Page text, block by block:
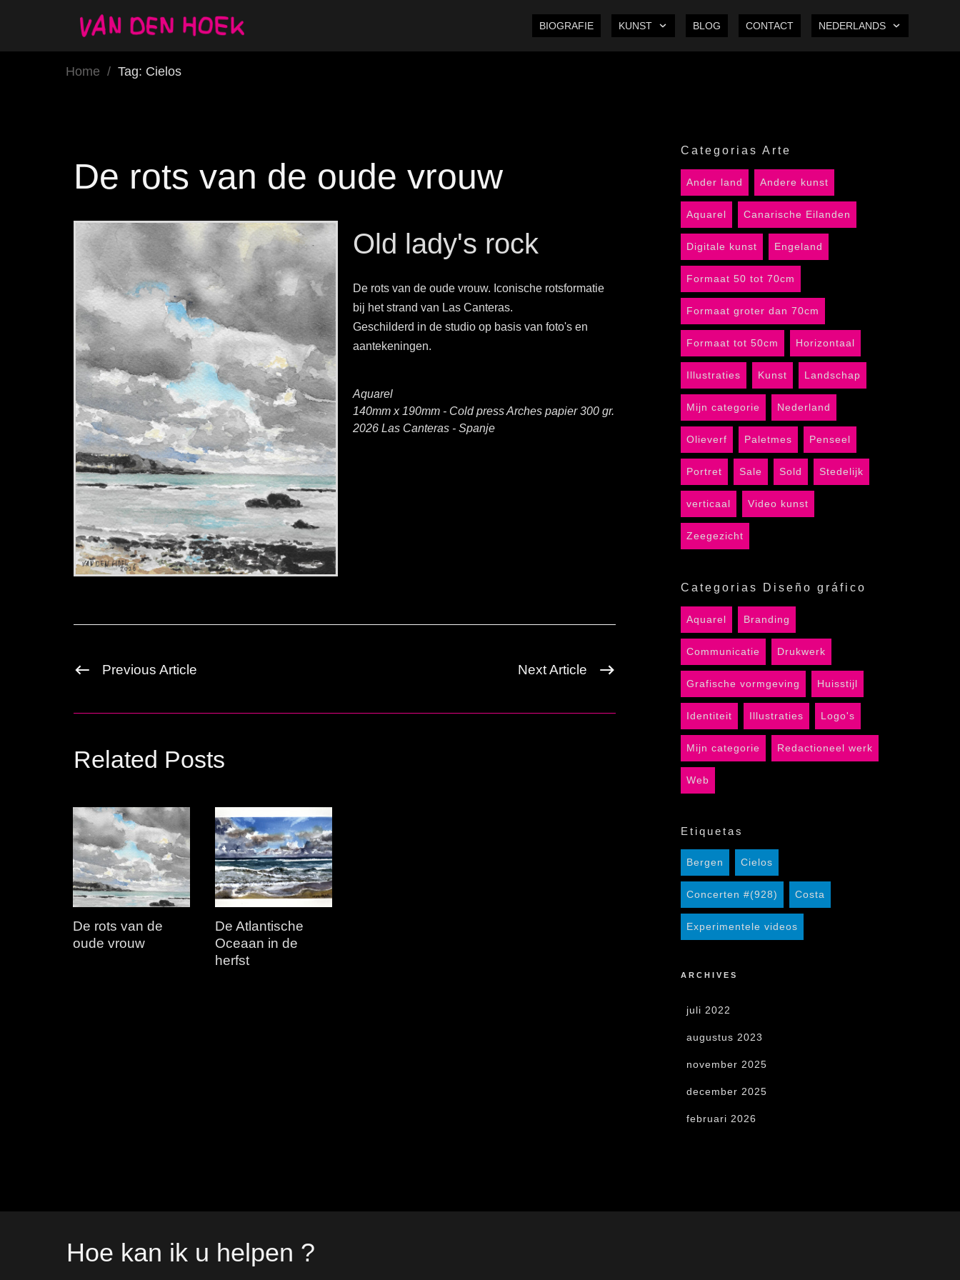
BIOGRAFIE KUNST BLOG CONTACT NEDERLANDS
Home / Tag: Cielos
De rots van de oude vrouw
Old lady's rock
De rots van de oude vrouw. Iconische rotsformatie
bij het strand van Las Canteras.
Geschilderd in de studio op basis van foto's en
aantekeningen.
Aquarel
140mm x 190mm - Cold press Arches papier 300 gr.
2026 Las Canteras - Spanje
Previous Article Next Article
Related Posts
De rots van de
oude vrouw
De Atlantische
Oceaan in de
herfst
Categorias Arte
Ander land Andere kunst
Aquarel Canarische Eilanden
Digitale kunst Engeland
Formaat 50 tot 70cm
Formaat groter dan 70cm
Formaat tot 50cm Horizontaal
Illustraties Kunst Landschap
Mijn categorie Nederland
Olieverf Paletmes Penseel
Portret Sale Sold Stedelijk
verticaal Video kunst
Zeegezicht
Categorias Diseño gráfico
Aquarel Branding
Communicatie Drukwerk
Grafische vormgeving Huisstijl
Identiteit Illustraties Logo's
Mijn categorie Redactioneel werk
Web
Etiquetas
Bergen Cielos
Concerten #(928) Costa
Experimentele videos
ARCHIVES
juli 2022
augustus 2023
november 2025
december 2025
februari 2026
Hoe kan ik u helpen ?